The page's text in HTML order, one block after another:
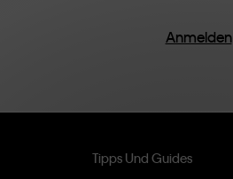
Anmelden
Tipps Und Guides